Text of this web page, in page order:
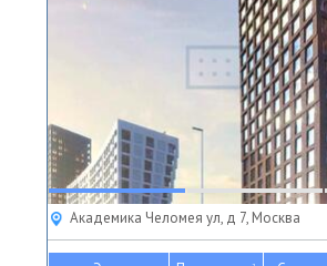
Академика Челомея ул, д 7, Москва